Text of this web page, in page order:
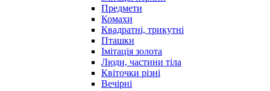
Предмети
Комахи
Квадратні, трикутні
Пташки
Імітація золота
Люди, частини тіла
Квіточки різні
Вечірні